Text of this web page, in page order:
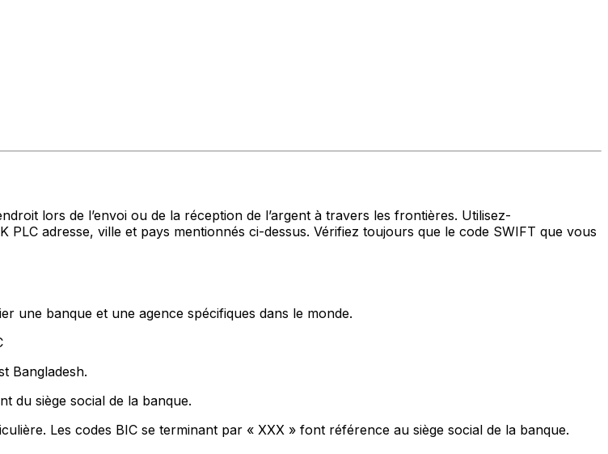
lors de l’envoi ou de la réception de l’argent à travers les frontières. Utilisez-
adresse, ville et pays mentionnés ci-dessus. Vérifiez toujours que le code SWIFT que vous
une banque et une agence spécifiques dans le monde.
Bangladesh.
du siège social de la banque.
Les codes BIC se terminant par « XXX » font référence au siège social de la banque.